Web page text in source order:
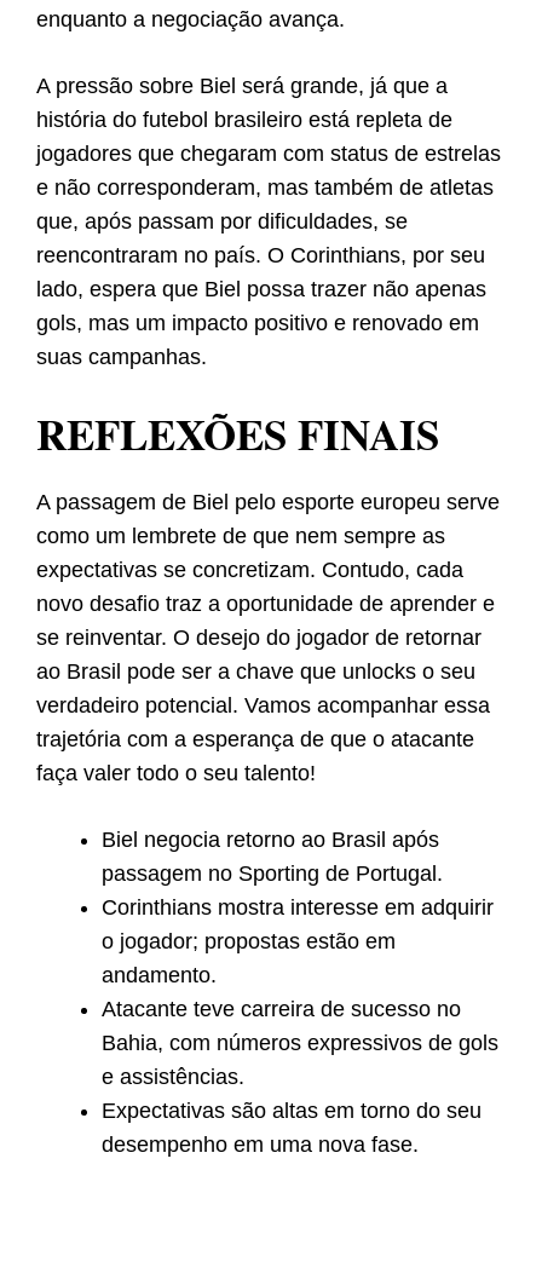
enquanto a negociação avança.
A pressão sobre Biel será grande, já que a
história do futebol brasileiro está repleta de
jogadores que chegaram com status de estrelas
e não corresponderam, mas também de atletas
que, após passam por dificuldades, se
reencontraram no país. O Corinthians, por seu
lado, espera que Biel possa trazer não apenas
gols, mas um impacto positivo e renovado em
suas campanhas.
REFLEXÕES FINAIS
A passagem de Biel pelo esporte europeu serve
como um lembrete de que nem sempre as
expectativas se concretizam. Contudo, cada
novo desafio traz a oportunidade de aprender e
se reinventar. O desejo do jogador de retornar
ao Brasil pode ser a chave que unlocks o seu
verdadeiro potencial. Vamos acompanhar essa
trajetória com a esperança de que o atacante
faça valer todo o seu talento!
Biel negocia retorno ao Brasil após
passagem no Sporting de Portugal.
Corinthians mostra interesse em adquirir
o jogador; propostas estão em
andamento.
Atacante teve carreira de sucesso no
Bahia, com números expressivos de gols
e assistências.
Expectativas são altas em torno do seu
desempenho em uma nova fase.